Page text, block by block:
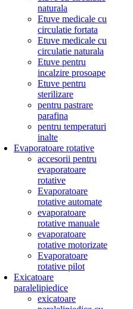
naturala
Etuve medicale cu
circulatie fortata
Etuve medicale cu
circulatie naturala
Etuve pentru
incalzire prosoape
Etuve pentru
sterilizare
pentru pastrare
parafina
pentru temperaturi
inalte
Evaporatoare rotative
accesorii pentru
evaporatoare
rotative
Evaporatoare
rotative automate
evaporatoare
rotative manuale
evaporatoare
rotative motorizate
Evaporatoare
rotative pilot
Exicatoare
paralelipiedice
exicatoare